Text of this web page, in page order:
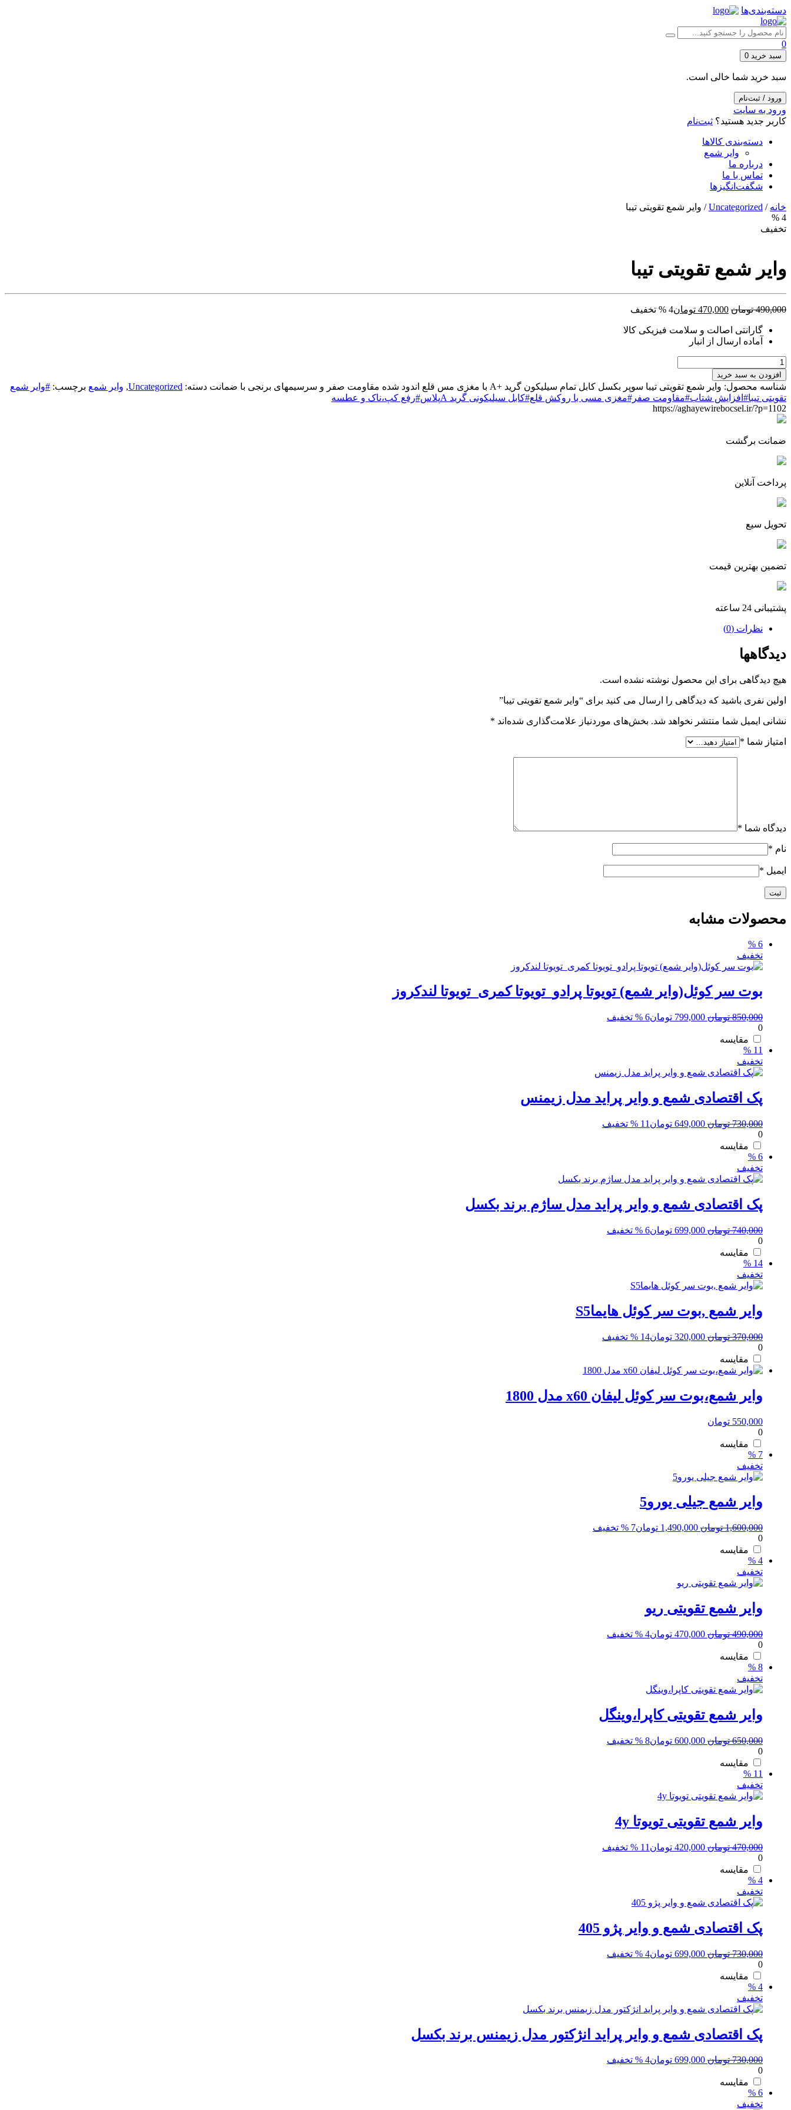
دسته‌بندی‌ها
0
سبد خرید 0
سبد خرید شما خالی است.
ورود / ثبت‌نام
ورود به سایت
کاربر جدید هستید؟ ثبت‌نام
دسته‌بندی کالاها
وایر شمع
درباره ما
تماس با ما
شگفت‌انگیزها
خانه /
Uncategorized/ وایر شمع تقویتی تیبا
4 %
تخفیف
وایر شمع تقویتی تیبا
490,000 تومان قیمت
490,000 تومان
بود.
470,000 تومان4 % تخفیف
470,000 تومان.گارانتی اصالت و سلامت فیزیکی کالا
آماده ارسال از انبار
وایر
شمع
تقویتی
تیبا
عدد
افزودن به سبد خرید
شناسه محصول: وایر شمع تقویتی تیبا سوپر بکسل کابل تمام سیلیکون گرید +A با مغزی مس قلع اندود شده مقاومت صفر و سرسیمهای برنجی با ضمانت دسته: Uncategorized
, وایر شمع برچسب: #وایر شمع
تقویتی تیبا#افزایش شتاب#مقاومت صفر#مغزی مسی با روکش قلع#کابل سیلیکونی گرید Aپلاس#رفع کپ،ناک و عطسه
https://aghayewirebocsel.ir/?p=1102
ضمانت برگشت
پرداخت آنلاین
تحویل سیع
تضمین بهترین قیمت
پشتیبانی 24 ساعته
نظرات (0)
دیدگاهها
هیچ دیدگاهی برای این محصول نوشته نشده است.
اولین نفری باشید که دیدگاهی را ارسال می کنید برای “وایر شمع تقویتی تیبا”
نشانی ایمیل شما منتشر نخواهد شد. بخش‌های موردنیاز علامت‌گذاری شده‌اند *
امتیاز شما *
دیدگاه شما *
نام *
ایمیل *
محصولات مشابه
6 %
تخفیف
بوت سر کوئل(وایر شمع) تویوتا پرادو_تویوتا کمری_تویوتا لندکروز
850,000 تومان قیمت
799,000 تومان6 % تخفیف
0
مقایسه
11 %
تخفیف
پک اقتصادی شمع و وایر پراید مدل زیمنس
730,000 تومان قیمت
649,000 تومان 11 % تخفیف
0
مقایسه
6 %
تخفیف
پک اقتصادی شمع و وایر پراید مدل ساژم برند بکسل
740,000 تومان قیمت
699,000 تومان6 % تخفیف
0
مقایسه
14 %
تخفیف
وایر شمع ,بوت سر کوئل هایماS5
370,000 تومان قیمت
بود.
320,000 تومان14 % تخفیف
0
مقایسه
وایر شمع،بوت سر کوئل لیفان x60 مدل 1800
550,000 تومان
0
مقایسه
7 %
تخفیف
وایر شمع جیلی یورو5
1,600,000 تومان قیمت
1,490,000 تومان7 % تخفیف
0
مقایسه
4 %
تخفیف
وایر شمع تقویتی ریو
490,000 تومان قیمت
470,000 تومان4 % تخفیف
0
مقایسه
8 %
تخفیف
وایر شمع تقویتی کاپرا،وینگل
650,000 تومان قیمت
600,000 تومان8 % تخفیف
0
مقایسه
11 %
تخفیف
وایر شمع تقویتی تویوتا 4y
470,000 تومان قیمت
420,000 تومان 11 % تخفیف
0
مقایسه
4 %
تخفیف
پک اقتصادی شمع و وایر پژو 405
730,000 تومان قیمت
699,000 تومان4 % تخفیف
0
مقایسه
4 %
تخفیف
پک اقتصادی شمع و وایر پراید انژکتور مدل زیمنس برند بکسل
730,000 تومان قیمت
699,000 تومان4 % تخفیف
0
مقایسه
6 %
تخفیف